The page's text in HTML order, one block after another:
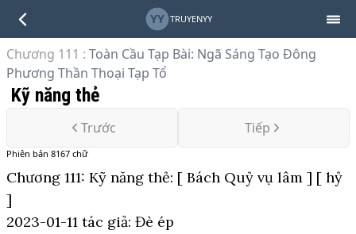
YY TRUYENYY
Chương 111 : Toàn Cầu Tạp Bài: Ngã Sáng Tạo Đông
Phương Thần Thoại Tạp Tổ
Kỹ năng thẻ
Trước Tiếp
Phiên bản 8167 chữ
Chương 111: Kỹ năng thẻ: [ Bách Quỷ vụ lâm ] [ hỷ
]
2023-01-11 tác giả: Đè ép